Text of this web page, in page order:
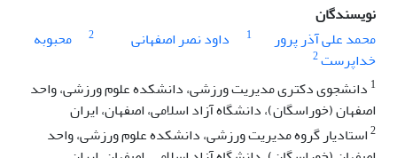
نویسندگان
محمد علی آذر پرور
1 داود نصر اصفهانی 2
محبوبه
خداپرست2
1 دانشجوی دکتری مدیریت ورزشی، دانشکده علوم ورزشی، واحد
اصفهان (خوراسگان)، دانشگاه آزاد اسلامی، اصفهان، ایران
2استادیار گروه مدیریت ورزشی، دانشکده علوم ورزشی، واحد